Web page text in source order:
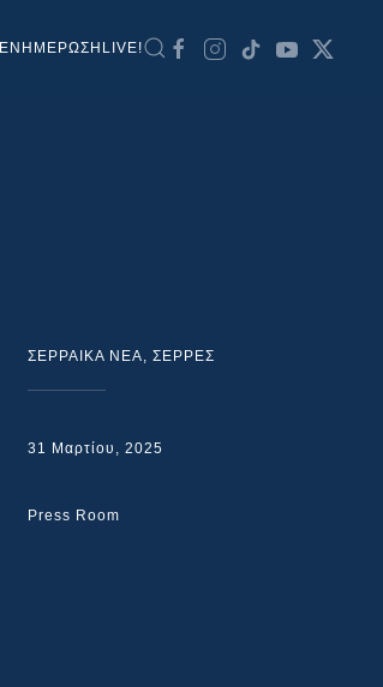
ΕΝΗΜΕΡΩΣΗ LIVE!
ΣΕΡΡΑΙΚΑ ΝΕΑ, ΣΕΡΡΕΣ
31 Μαρτίου, 2025
Press Room